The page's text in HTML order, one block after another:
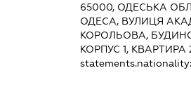
65000, ОДЕСЬКА
ОДЕСА, ВУЛИЦЯ
КОРОЛЬОВА,
КОРПУС 1, КВАРТИРА
statements.nationality: